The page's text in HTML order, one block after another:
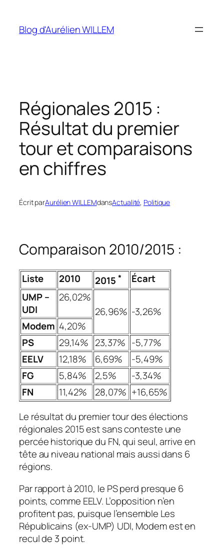
contenu
Blog d'Aurélien WILLEM
Régionales 2015 :
Résultat du premier
tour et comparaisons
en chiffres
Écrit parAurélien WILLEMdansActualité, Politique
Comparaison 2010/2015 :
Liste 2010 2015 *
Écart
UMP –
UDI
26,02%
26,96% -3,26%
Modem 4,20%
PS
29,14% 23,37% -5,77%
EELV
12,18% 6,69%
-5,49%
FG
5,84% 2,5%
-3,34%
FN
11,42% 28,07% +16,65%
Le résultat du premier tour des élections
régionales 2015 est sans conteste une
percée historique du FN, qui seul, arrive en
tête au niveau national mais aussi dans 6
régions.
Par rapport à 2010, le PS perd presque 6
points, comme EELV. L’opposition n’en
profitent pas, puisque l’ensemble Les
Républicains (ex-UMP) UDI, Modem est en
recul de 3 point.